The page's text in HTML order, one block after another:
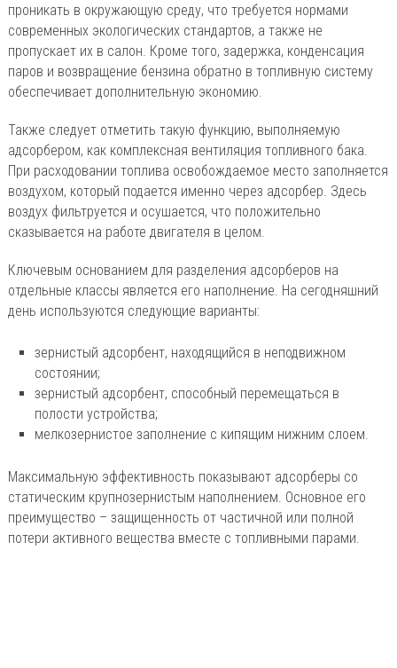
проникать в окружающую среду, что требуется нормами
современных экологических стандартов, а также не
пропускает их в салон. Кроме того, задержка, конденсация
паров и возвращение бензина обратно в топливную систему
обеспечивает дополнительную экономию.
Также следует отметить такую функцию, выполняемую
адсорбером, как комплексная вентиляция топливного бака.
При расходовании топлива освобождаемое место заполняется
воздухом, который подается именно через адсорбер. Здесь
воздух фильтруется и осушается, что положительно
сказывается на работе двигателя в целом.
Ключевым основанием для разделения адсорберов на
отдельные классы является его наполнение. На сегодняшний
день используются следующие варианты:
зернистый адсорбент, находящийся в неподвижном
состоянии;
зернистый адсорбент, способный перемещаться в
полости устройства;
мелкозернистое заполнение с кипящим нижним слоем.
Максимальную эффективность показывают адсорберы со
статическим крупнозернистым наполнением. Основное его
преимущество – защищенность от частичной или полной
потери активного вещества вместе с топливными парами.